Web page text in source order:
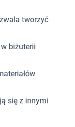
tworzyć
biżuterii
się z innymi